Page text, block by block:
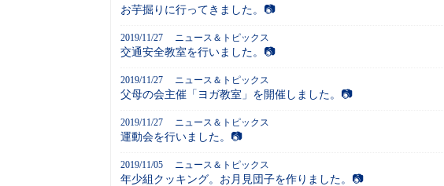
お芋掘りに行ってきました。📷
2019/11/27 ニュース＆トピックス
交通安全教室を行いました。📷
2019/11/27 ニュース＆トピックス
父母の会主催「ヨガ教室」を開催しました。📷
2019/11/27 ニュース＆トピックス
運動会を行いました。📷
2019/11/05 ニュース＆トピックス
年少組クッキング。お月見団子を作りました。📷